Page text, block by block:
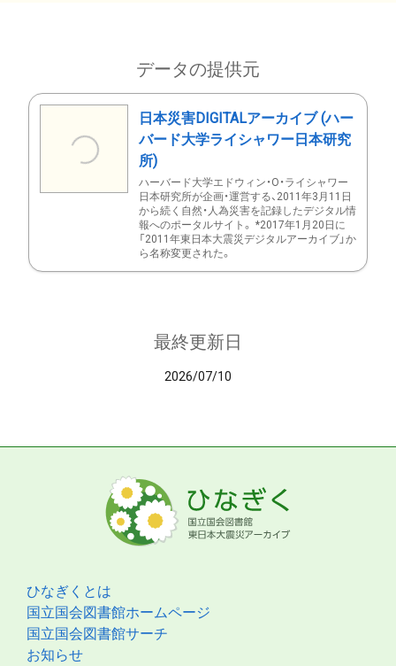
データの提供元
日本災害DIGITALアーカイブ (ハー
バード大学ライシャワー日本研究
所)
ハーバード大学エドウィン・O・ライシャワー
日本研究所が企画・運営する、2011年3月11日
から続く自然・人為災害を記録したデジタル情
報へのポータルサイト。 *2017年1月20日に
「2011年東日本大震災デジタルアーカイブ」か
ら名称変更された。
最終更新日
2026/07/10
ひなぎくとは
国立国会図書館ホームページ
国立国会図書館サーチ
お知らせ